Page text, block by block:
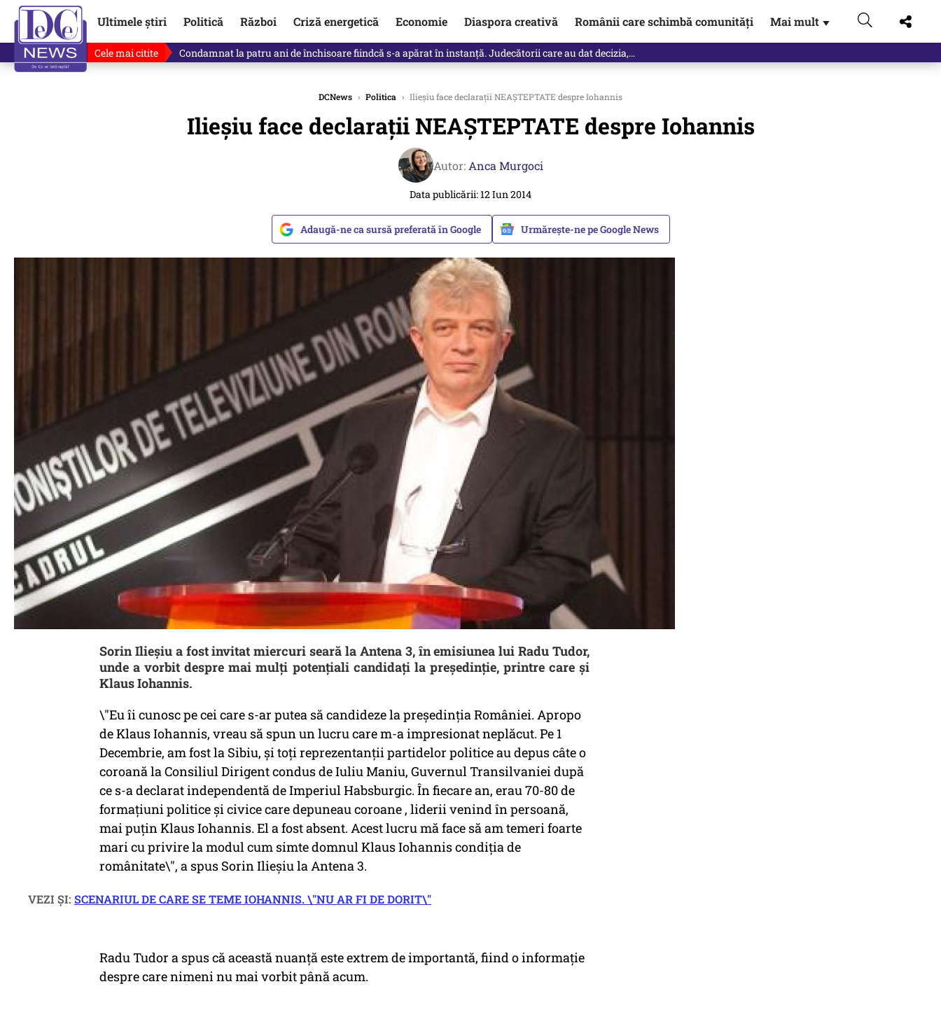
Ultimele știri Politică Război Criză energetică Economie Diaspora creativă Românii care schimbă comunități Mai mult ▼
Cele mai citite Singurul lucru care l-ar putea clinti pe Ilie Bolojan de la Palatul Victoria. Verdictul lui Bogdan Chirieac
DCNews › Politica › Ilieșiu face declarații NEAȘTEPTATE despre Iohannis
Ilieșiu face declarații NEAȘTEPTATE despre Iohannis
Autor: Anca Murgoci
Data publicării: 12 Iun 2014
Adaugă-ne ca sursă preferată în Google Urmărește-ne pe Google News
Sorin Ilieșiu a fost invitat miercuri seară la Antena 3, în emisiunea lui Radu Tudor,
unde a vorbit despre mai mulți potențiali candidați la președinție, printre care și
Klaus Iohannis.
\"Eu îi cunosc pe cei care s-ar putea să candideze la președinția României. Apropo
de Klaus Iohannis, vreau să spun un lucru care m-a impresionat neplăcut. Pe 1
Decembrie, am fost la Sibiu, și toți reprezentanții partidelor politice au depus câte o
coroană la Consiliul Dirigent condus de Iuliu Maniu, Guvernul Transilvaniei după
ce s-a declarat independentă de Imperiul Habsburgic. În fiecare an, erau 70-80 de
formațiuni politice și civice care depuneau coroane , liderii venind în persoană,
mai puțin Klaus Iohannis. El a fost absent. Acest lucru mă face să am temeri foarte
mari cu privire la modul cum simte domnul Klaus Iohannis condiția de
românitate\", a spus Sorin Ilieșiu la Antena 3.
VEZI ȘI: SCENARIUL DE CARE SE TEME IOHANNIS. \"NU AR FI DE DORIT\"
Radu Tudor a spus că această nuanță este extrem de importantă, fiind o informație
despre care nimeni nu mai vorbit până acum.